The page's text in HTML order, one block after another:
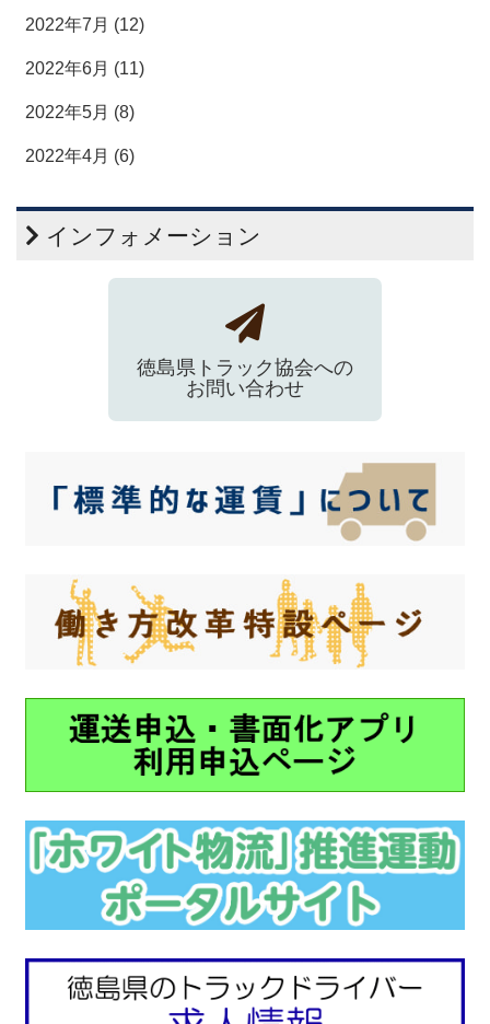
2022年7月 (12)
2022年6月 (11)
2022年5月 (8)
2022年4月 (6)
インフォメーション
徳島県トラック協会への
お問い合わせ